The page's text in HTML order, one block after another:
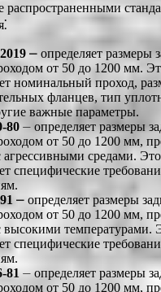
распространенными
⎼ определяет размеры
от 50 до 1200 мм.
номинальный проход,
фланцев, тип
важные параметры.
80 ⏤ определяет размеры
от 50 до 1200 мм,
агрессивными средами.
специфические
⎼ определяет размеры
от 50 до 1200 мм,
высокими температурами.
специфические
81 ⏤ определяет размеры
от 50 до 1200 мм,